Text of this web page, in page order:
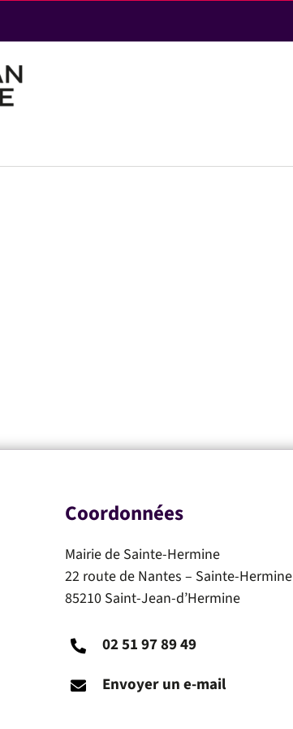
Coordonnées
Mairie de Sainte-Hermine
22 route de Nantes – Sainte-Hermine
85210 Saint-Jean-d’Hermine
02 51 97 89 49
Envoyer un e-mail